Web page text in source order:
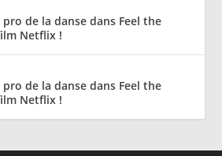
pro de la danse dans Feel the
Netflix !
pro de la danse dans Feel the
Netflix !